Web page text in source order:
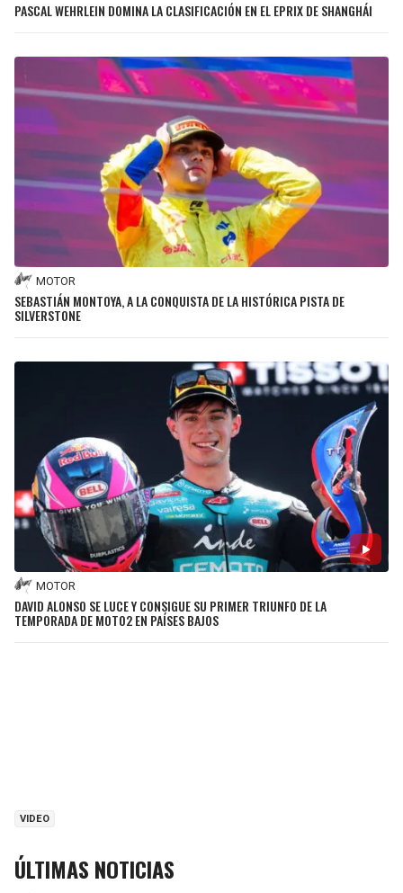
PASCAL WEHRLEIN DOMINA LA CLASIFICACIÓN EN EL EPRIX DE SHANGHÁI
MOTOR
SEBASTIÁN MONTOYA, A LA CONQUISTA DE LA HISTÓRICA PISTA DE
SILVERSTONE
MOTOR
DAVID ALONSO SE LUCE Y CONSIGUE SU PRIMER TRIUNFO DE LA
TEMPORADA DE MOTO2 EN PAÍSES BAJOS
VIDEO
ÚLTIMAS NOTICIAS